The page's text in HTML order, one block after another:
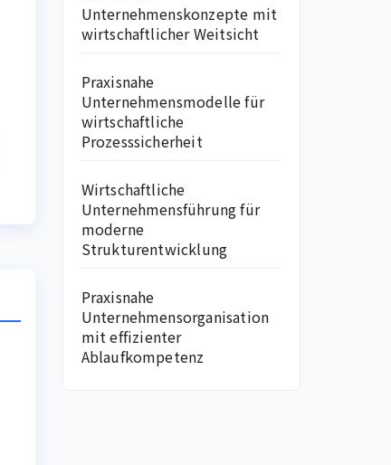
Unternehmenskonzepte mit
wirtschaftlicher Weitsicht
Praxisnahe
Unternehmensmodelle für
wirtschaftliche
Prozesssicherheit
Wirtschaftliche
Unternehmensführung für
moderne
Strukturentwicklung
Praxisnahe
Unternehmensorganisation
mit effizienter
Ablaufkompetenz